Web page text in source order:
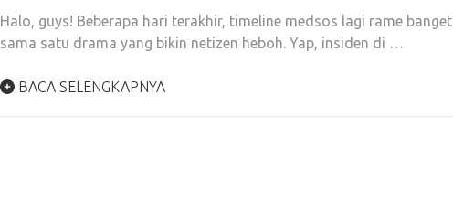
Halo, guys! Beberapa hari terakhir, timeline medsos lagi rame banget
sama satu drama yang bikin netizen heboh. Yap, insiden di …
BACA SELENGKAPNYA